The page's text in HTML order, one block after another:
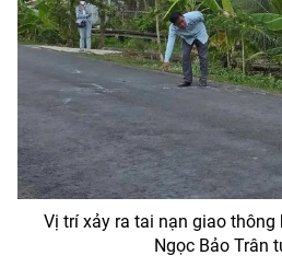
® Cấm sao chép dưới mọi hình thức
thuận bằng văn bản. Ghi rõ nguồn
thông tin từ website này.
Vị trí xảy ra tai nạn giao thông
Ngọc Bảo Trân